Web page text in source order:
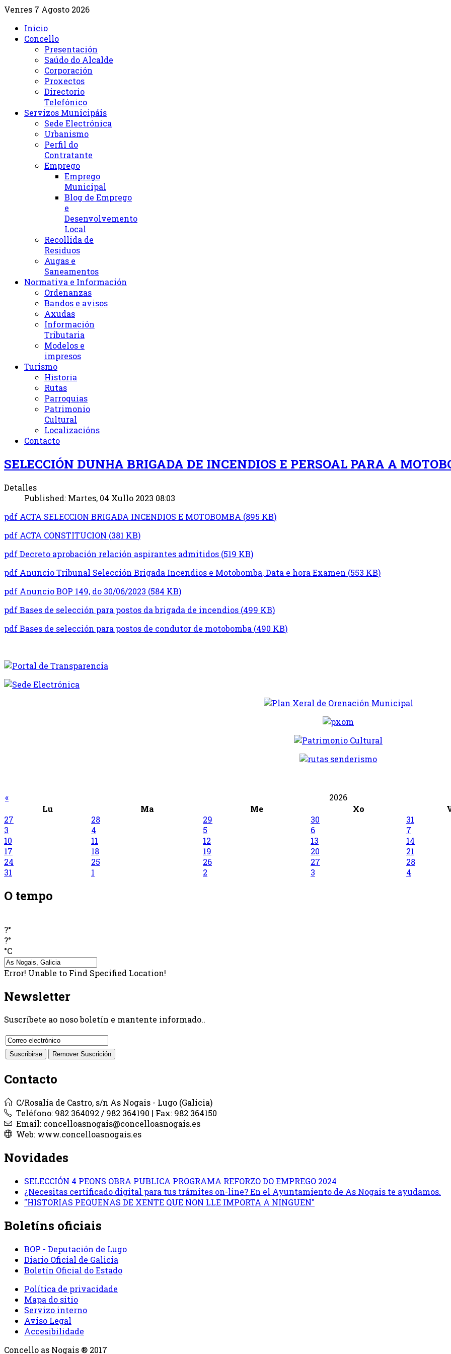
Venres 7 Agosto 2026
Inicio
Concello
Presentación
Saúdo do Alcalde
Corporación
Proxectos
Directorio
Telefónico
Servizos Municipáis
Sede Electrónica
Urbanismo
Perfil do
Contratante
Emprego
Emprego
Municipal
Blog de Emprego
e
Desenvolvemento
Local
Recollida de
Residuos
Augas e
Saneamentos
Normativa e Información
Ordenanzas
Bandos e avisos
Axudas
Información
Tributaria
Modelos e
impresos
Turismo
Historia
Rutas
Parroquias
Patrimonio
Cultural
Localizacións
Contacto
SELECCIÓN DUNHA BRIGADA DE INCENDIOS E PERSOAL PARA A
Detalles
Published: Martes, 04 Xullo 2023 08:03
pdf ACTA SELECCION BRIGADA INCENDIOS E MOTOBOMBA (895 KB)
pdf ACTA CONSTITUCION (381 KB)
pdfDecreto aprobación relación aspirantes admitidos (519 KB)
pdf Anuncio Tribunal Selección Brigada Incendios e Motobomba, Data e hora Examen (553 KB)
pdf Anuncio BOP 149, do 30/06/2023 (584 KB)
pdfBases de selección para postos da brigada de incendios (499 KB)
pdfBases de selección para postos de condutor de motobomba (490 KB)
« 2026
Lu
Ma Me Xo
27
28 29 30 31
3
4 5 6 7
10
11 12 13 14
17
18 19 20 21
24
25 26 27 28
31
1 2 3 4
O tempo
?°
?°
°C
Error! Unable to Find Specified Location!
Newsletter
Suscríbete ao noso boletín e mantente informado..
Contacto
C/Rosalía de Castro, s/n As Nogais - Lugo (Galicia)
Teléfono: 982 364092 / 982 364190 | Fax: 982 364150
Email: concelloasnogais@concelloasnogais.es
Web: www.concelloasnogais.es
Novidades
SELECCIÓN 4 PEONS OBRA PUBLICA PROGRAMA REFORZO DO EMPREGO 2024
¿Necesitas certificado digital para tus trámites on-line? En el Ayuntamiento de As Nogais te ayudamos.
"HISTORIAS PEQUENAS DE XENTE QUE NON LLE IMPORTA A NINGUEN"
Boletíns oficiais
BOP - Deputación de Lugo
Diario Oficial de Galicia
Boletín Oficial do Estado
Política de privacidade
Mapa do sitio
Servizo interno
Aviso Legal
Accesibilidade
Concello as Nogais ® 2017